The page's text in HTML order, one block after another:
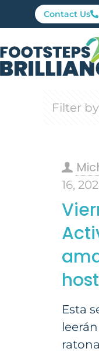
Contact Us
Filter by
16,
Esta